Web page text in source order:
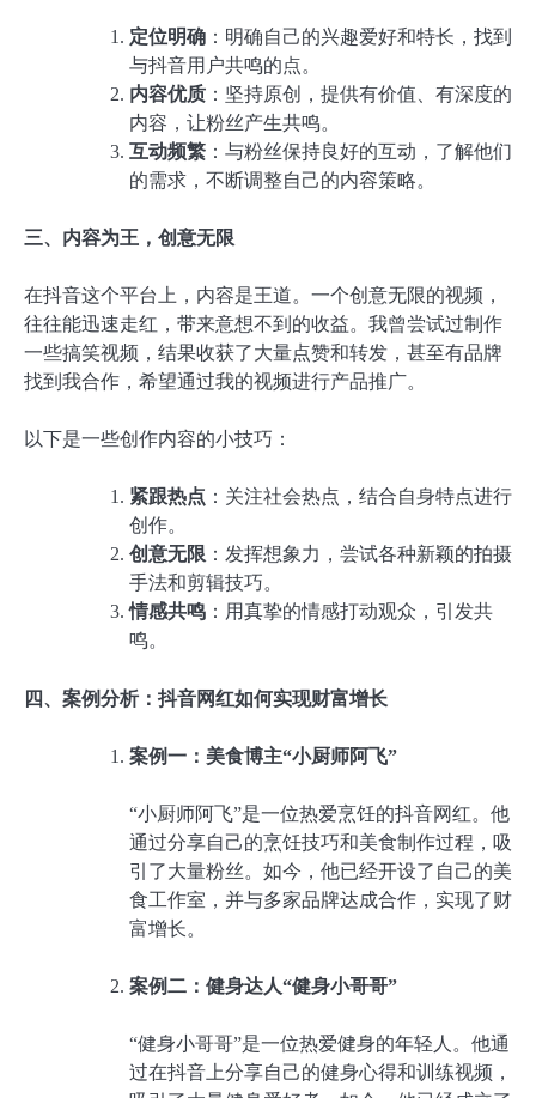
定位明确 ：明确自己的兴趣爱好和特长，找到
与抖音用户共鸣的点。
内容优质 ：坚持原创，提供有价值、有深度的
内容，让粉丝产生共鸣。
互动频繁 ：与粉丝保持良好的互动，了解他们
的需求，不断调整自己的内容策略。
三、内容为王，创意无限
在抖音这个平台上，内容是王道。一个创意无限的视频，
往往能迅速走红，带来意想不到的收益。我曾尝试过制作
一些搞笑视频，结果收获了大量点赞和转发，甚至有品牌
找到我合作，希望通过我的视频进行产品推广。
以下是一些创作内容的小技巧：
紧跟热点 ：关注社会热点，结合自身特点进行
创作。
创意无限 ：发挥想象力，尝试各种新颖的拍摄
手法和剪辑技巧。
情感共鸣 ：用真挚的情感打动观众，引发共
鸣。
四、案例分析：抖音网红如何实现财富增长
案例一：美食博主“小厨师阿飞”
“小厨师阿飞”是一位热爱烹饪的抖音网红。他
通过分享自己的烹饪技巧和美食制作过程，吸
引了大量粉丝。如今，他已经开设了自己的美
食工作室，并与多家品牌达成合作，实现了财
富增长。
案例二：健身达人“健身小哥哥”
“健身小哥哥”是一位热爱健身的年轻人。他通
过在抖音上分享自己的健身心得和训练视频，